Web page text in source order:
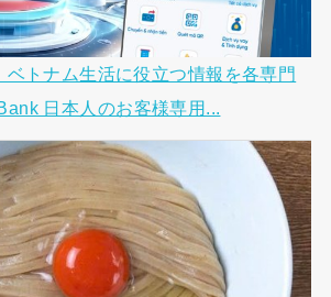
ベトナム生活に役立つ情報を各専門
日本人のお客様専用...